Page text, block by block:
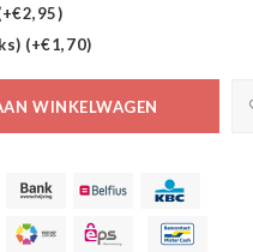
(+€1,70)
WINKELWAGEN